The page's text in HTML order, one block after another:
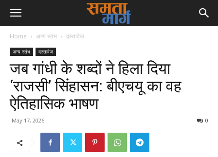
Home अन्य स्तंभ दस्तावेज
अन्य स्तंभ दस्तावेज
जब गांधी के शब्दों ने हिला दिया
‘राजसी’ सिंहासन: बीएचयू का वह
ऐतिहासिक भाषण
May 17, 2026 0